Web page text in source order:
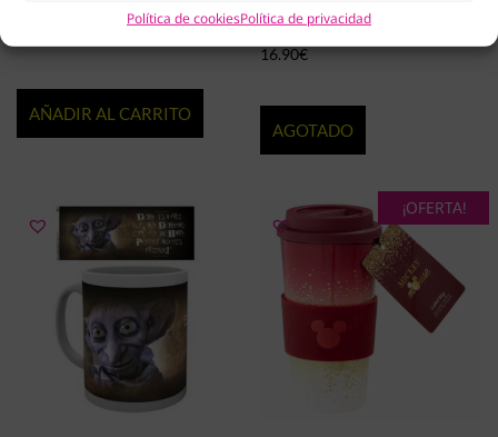
Política de cookiesPolítica de privacidad
TOALLA IRON MAN MARVEL
AÑADIR AL CARRITO
PELUCHE BROLY DRAGON BALL
Z
16.90€
AGOTADO
¡OFERTA!